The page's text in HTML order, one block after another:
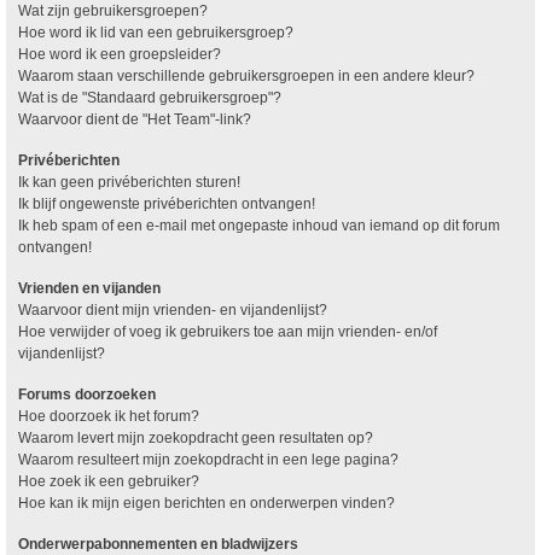
Wat zijn gebruikersgroepen?
Hoe word ik lid van een gebruikersgroep?
Hoe word ik een groepsleider?
Waarom staan verschillende gebruikersgroepen in een andere kleur?
Wat is de "Standaard gebruikersgroep"?
Waarvoor dient de "Het Team"-link?
Privéberichten
Ik kan geen privéberichten sturen!
Ik blijf ongewenste privéberichten ontvangen!
Ik heb spam of een e-mail met ongepaste inhoud van iemand op dit forum
ontvangen!
Vrienden en vijanden
Waarvoor dient mijn vrienden- en vijandenlijst?
Hoe verwijder of voeg ik gebruikers toe aan mijn vrienden- en/of
vijandenlijst?
Forums doorzoeken
Hoe doorzoek ik het forum?
Waarom levert mijn zoekopdracht geen resultaten op?
Waarom resulteert mijn zoekopdracht in een lege pagina?
Hoe zoek ik een gebruiker?
Hoe kan ik mijn eigen berichten en onderwerpen vinden?
Onderwerpabonnementen en bladwijzers